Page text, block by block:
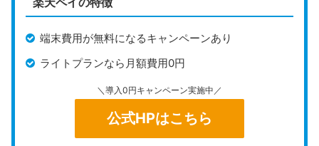
ツールです。アカウント登録からレジ設定までその
す。 シンプルで直感的な操作画面が特徴で、初めて
POSレジを使う方でも簡単に扱える設計になってい
は、Square POSレジの基本情報や特徴、初めて導
入する際の具体的な手順について解説します。 ぜ
ひ、Square POSレジを導入して、店舗運営を効率
store-and-smallbusiness.news.mynavi.jp
ベント出店者でも導入しやすいのが特徴です。
クレジットカード、電子マネー、QRコード決済（Airペ
イ QRの申込が必要）に対応しており、
融機関で無料で、無料のPOSレジアプリ「Airレジ」と
連携すれば、売上管理や商品在庫の把握も可能です。
端末費用が無料になるキャンペーンあり
ライトプランなら月額費用0円
＼導入0円キャンペーン実施中／
公式HPはこちら